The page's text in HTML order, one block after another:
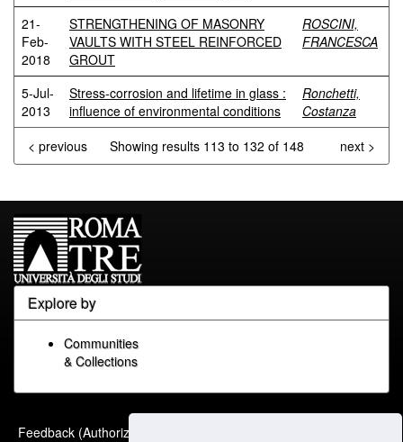
21-
Feb-
2018
STRENGTHENING OF MASONRY
VAULTS WITH STEEL REINFORCED
GROUT
ROSCINI,
FRANCESCA
5-Jul-
2013
Stress-corrosion and lifetime in glass :
influence of environmental conditions
Ronchetti,
Costanza
Showing results 113 to 132 of 148
< previous next >
Explore by
Communities
& Collections
Feedback (Authorized Only)